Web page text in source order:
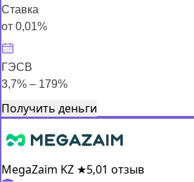
Ставка
от 0,01%
ГЭСВ
3,7% – 179%
Получить деньги
MegaZaim KZ ★5,01 отзыв